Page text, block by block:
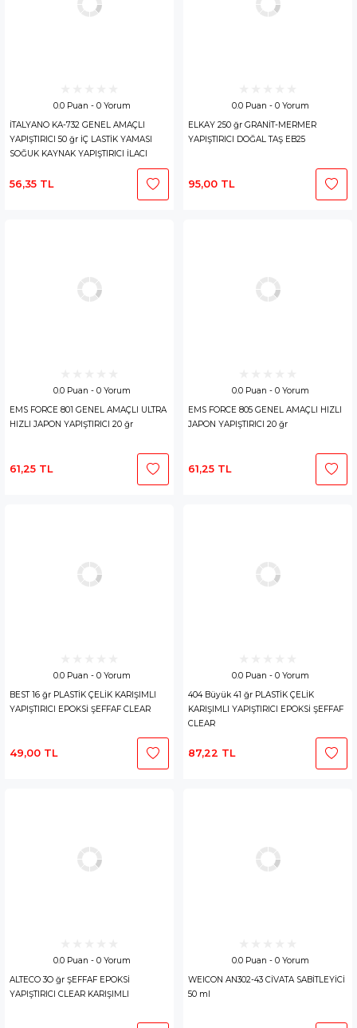
0.0 Puan - 0 Yorum
İTALYANO KA-732 GENEL AMAÇLI
YAPIŞTIRICI 50 ğr İÇ LASTİK YAMASI
SOĞUK KAYNAK YAPIŞTIRICI İLACI
56,35 TL
0.0 Puan - 0 Yorum
ELKAY 250 ğr GRANİT-MERMER
YAPIŞTIRICI DOĞAL TAŞ EB25
95,00 TL
0.0 Puan - 0 Yorum
EMS FORCE 801 GENEL AMAÇLI ULTRA
HIZLI JAPON YAPIŞTIRICI 20 ğr
61,25 TL
0.0 Puan - 0 Yorum
EMS FORCE 805 GENEL AMAÇLI HIZLI
JAPON YAPIŞTIRICI 20 ğr
61,25 TL
0.0 Puan - 0 Yorum
BEST 16 ğr PLASTİK ÇELİK KARIŞIMLI
YAPIŞTIRICI EPOKSİ ŞEFFAF CLEAR
49,00 TL
0.0 Puan - 0 Yorum
404 Büyük 41 ğr PLASTİK ÇELİK
KARIŞIMLI YAPIŞTIRICI EPOKSİ ŞEFFAF
CLEAR
87,22 TL
0.0 Puan - 0 Yorum
ALTECO 3O ğr ŞEFFAF EPOKSİ
YAPIŞTIRICI CLEAR KARIŞIMLI
0.0 Puan - 0 Yorum
WEICON AN302-43 CİVATA SABİTLEYİCİ
50 ml